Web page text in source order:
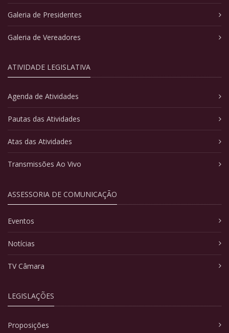
Galeria de Presidentes
Galeria de Vereadores
ATIVIDADE LEGISLATIVA
Agenda de Atividades
Pautas das Atividades
Atas das Atividades
Transmissões Ao Vivo
ASSESSORIA DE COMUNICAÇÃO
Eventos
Notícias
TV Câmara
LEGISLAÇÕES
Proposições